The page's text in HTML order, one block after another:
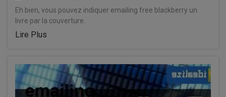
Eh bien, vous pouvez indiquer emailing free blackberry un
livre par la couverture.
Lire Plus